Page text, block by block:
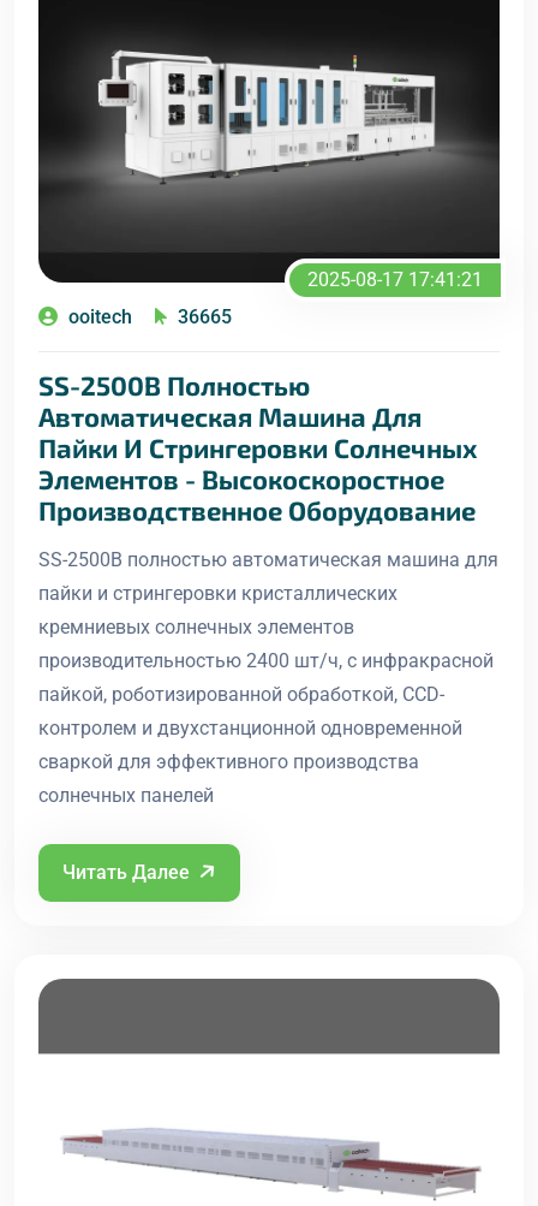
2025-08-17 17:41:21
ooitech
36665
SS-2500B Полностью
Автоматическая Машина Для
Пайки И Стрингеровки Солнечных
Элементов - Высокоскоростное
Производственное Оборудование
SS-2500B полностью автоматическая машина для
пайки и стрингеровки кристаллических
кремниевых солнечных элементов
производительностью 2400 шт/ч, с инфракрасной
пайкой, роботизированной обработкой, CCD-
контролем и двухстанционной одновременной
сваркой для эффективного производства
солнечных панелей
Читать Далее